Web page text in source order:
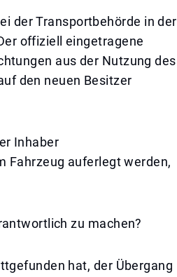
der Transportbehörde in der
offiziell eingetragene
aus der Nutzung des
den neuen Besitzer
Inhaber
Fahrzeug auferlegt werden,
zu machen?
hat, der Übergang